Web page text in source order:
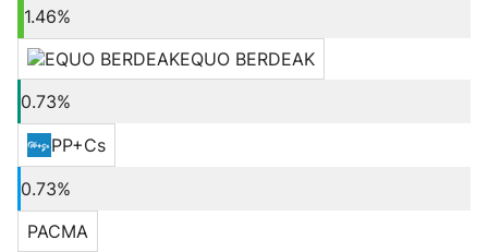
1.46%
EQUO BERDEAK
0.73%
PP+Cs
0.73%
PACMA